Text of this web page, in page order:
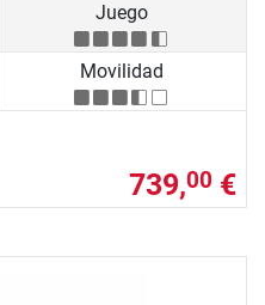
Juego
Movilidad
739,00 €